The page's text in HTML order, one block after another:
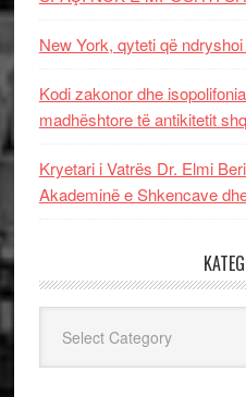
New York, qyteti që
Kodi zakonor dhe
madhështore të antikitetit
Kryetari i Vatrës Dr. Elmi
Akademinë e Shkencave